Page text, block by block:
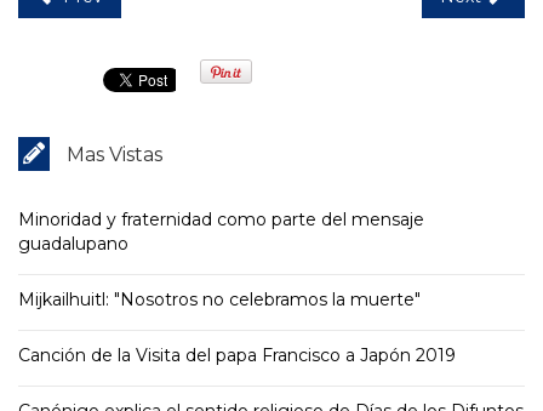
Mas Vistas
Minoridad y fraternidad como parte del mensaje
guadalupano
Mijkailhuitl: "Nosotros no celebramos la muerte"
Canción de la Visita del papa Francisco a Japón 2019